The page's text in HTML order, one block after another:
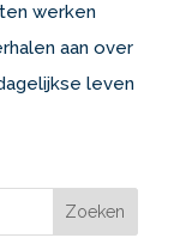
werken
aan over
leven